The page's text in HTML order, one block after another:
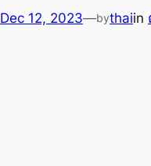
Dec 12, 2023—bythaiin